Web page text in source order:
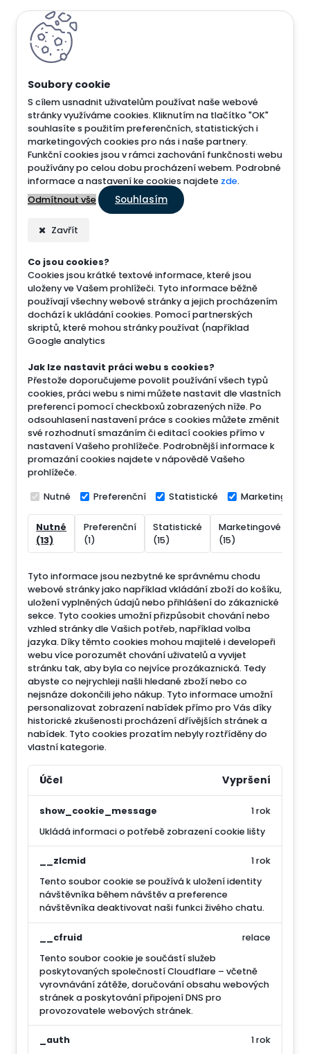
S cílem usnadnit uživatelům používat naše webové
stránky využíváme cookies. Kliknutím na tlačítko "OK"
souhlasíte s použitím preferenčních, statistických i
marketingových cookies pro nás i naše partnery.
Funkční cookies jsou v rámci zachování funkčnosti webu
používány po celou dobu procházení webem. Podrobné
informace a nastavení ke cookies najdete zde.
Odmítnout vše
Souhlasím
Zavřít
Co jsou cookies?
Cookies jsou krátké textové informace, které jsou
uloženy ve Vašem prohlížeči. Tyto informace běžně
používají všechny webové stránky a jejich procházením
dochází k ukládání cookies. Pomocí partnerských
skriptů, které mohou stránky používat (například
Google analytics
Jak lze nastavit práci webu s cookies?
Přestože doporučujeme povolit používání všech typů
cookies, práci webu s nimi můžete nastavit dle vlastních
preferencí pomocí checkboxů zobrazených níže. Po
odsouhlasení nastavení práce s cookies můžete změnit
své rozhodnutí smazáním či editací cookies přímo v
nastavení Vašeho prohlížeče. Podrobnější informace k
promazání cookies najdete v nápovědě Vašeho
prohlížeče.
Nutné Preferenční Statistické Marketingové
Nutné
(13)
Preferenční
(1)
Statistické
(15)
Marketingové
(15)
Tyto informace jsou nezbytné ke správnému chodu
webové stránky jako například vkládání zboží do košíku,
uložení vyplněných údajů nebo přihlášení do zákaznické
sekce. Tyto cookies umožní přizpůsobit chování nebo
vzhled stránky dle Vašich potřeb, například volba
jazyka. Díky těmto cookies mohou majitelé i developeři
webu více porozumět chování uživatelů a vyvijet
stránku tak, aby byla co nejvíce prozákaznická. Tedy
abyste co nejrychleji našli hledané zboží nebo co
nejsnáze dokončili jeho nákup. Tyto informace umožní
personalizovat zobrazení nabídek přímo pro Vás díky
historické zkušenosti procházení dřívějších stránek a
nabídek. Tyto cookies prozatím nebyly roztříděny do
vlastní kategorie.
Účel Vypršení
show_cookie_message
Ukládá informaci o potřebě zobrazení cookie lišty
1 rok
__zlcmid
Tento soubor cookie se používá k uložení identity
návštěvníka během návštěv a preference
návštěvníka deaktivovat naši funkci živého chatu.
1 rok
__cfruid
Tento soubor cookie je součástí služeb
poskytovaných společností Cloudflare – včetně
vyrovnávání zátěže, doručování obsahu webových
stránek a poskytování připojení DNS pro
provozovatele webových stránek.
relace
_auth
1 rok